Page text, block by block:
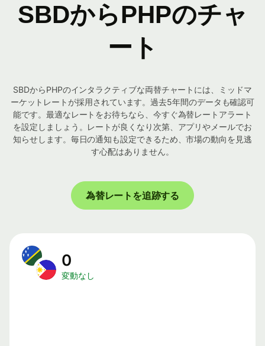
SBDからPHPのチャ
ート
SBDからPHPのインタラクティブな両替チャートには、ミッドマ
ーケットレートが採用されています。過去5年間のデータも確認可
能です。最適なレートをお待ちなら、今すぐ為替レートアラート
を設定しましょう。レートが良くなり次第、アプリやメールでお
知らせします。毎日の通知も設定できるため、市場の動向を見逃
す心配はありません。
為替レートを追跡する
0
変動なし